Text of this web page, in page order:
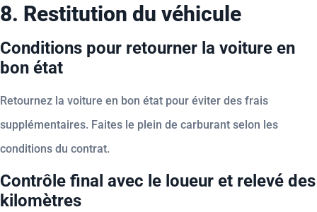
8. Restitution du véhicule
Conditions pour retourner la voiture en
bon état
Retournez la voiture en bon état pour éviter des frais
supplémentaires. Faites le plein de carburant selon les
conditions du contrat.
Contrôle final avec le loueur et relevé des
kilomètres